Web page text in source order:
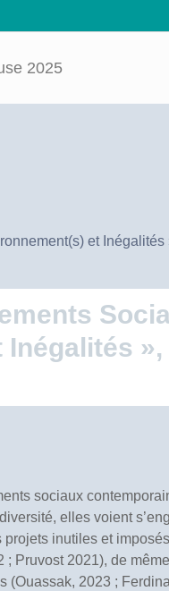
2025
et
sociaux
elles voient
inutiles et
Pruvost 2021), de
2023 ;